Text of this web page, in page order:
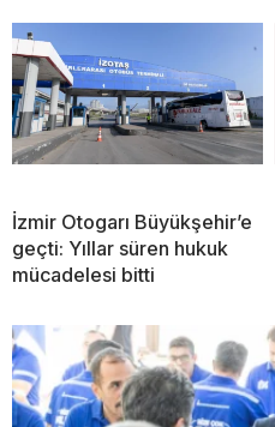
İzmir Otogarı Büyükşehir’e
geçti: Yıllar süren hukuk
mücadelesi bitti